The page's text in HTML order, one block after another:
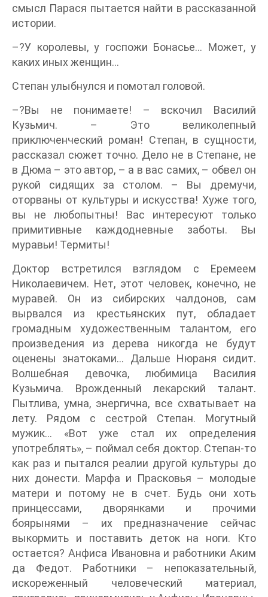
смысл Парася пытается найти в рассказанной
истории.
–?У королевы, у госпожи Бонасье… Может, у
каких иных женщин…
Степан улыбнулся и помотал головой.
–?Вы не понимаете! – вскочил Василий
Кузьмич. – Это великолепный
приключенческий роман! Степан, в сущности,
рассказал сюжет точно. Дело не в Степане, не
в Дюма – это автор, – а в вас самих, – обвел он
рукой сидящих за столом. – Вы дремучи,
оторваны от культуры и искусства! Хуже того,
вы не любопытны! Вас интересуют только
примитивные каждодневные заботы. Вы
муравьи! Термиты!
Доктор встретился взглядом с Еремеем
Николаевичем. Нет, этот человек, конечно, не
муравей. Он из сибирских чалдонов, сам
вырвался из крестьянских пут, обладает
громадным художественным талантом, его
произведения из дерева никогда не будут
оценены знатоками… Дальше Нюраня сидит.
Волшебная девочка, любимица Василия
Кузьмича. Врожденный лекарский талант.
Пытлива, умна, энергична, все схватывает на
лету. Рядом с сестрой Степан. Могутный
мужик… «Вот уже стал их определения
употреблять», – поймал себя доктор. Степан-то
как раз и пытался реалии другой культуры до
них донести. Марфа и Прасковья – молодые
матери и потому не в счет. Будь они хоть
принцессами, дворянками и прочими
боярынями – их предназначение сейчас
выкормить и поставить деток на ноги. Кто
остается? Анфиса Ивановна и работники Аким
да Федот. Работники – непоказательный,
искореженный человеческий материал,